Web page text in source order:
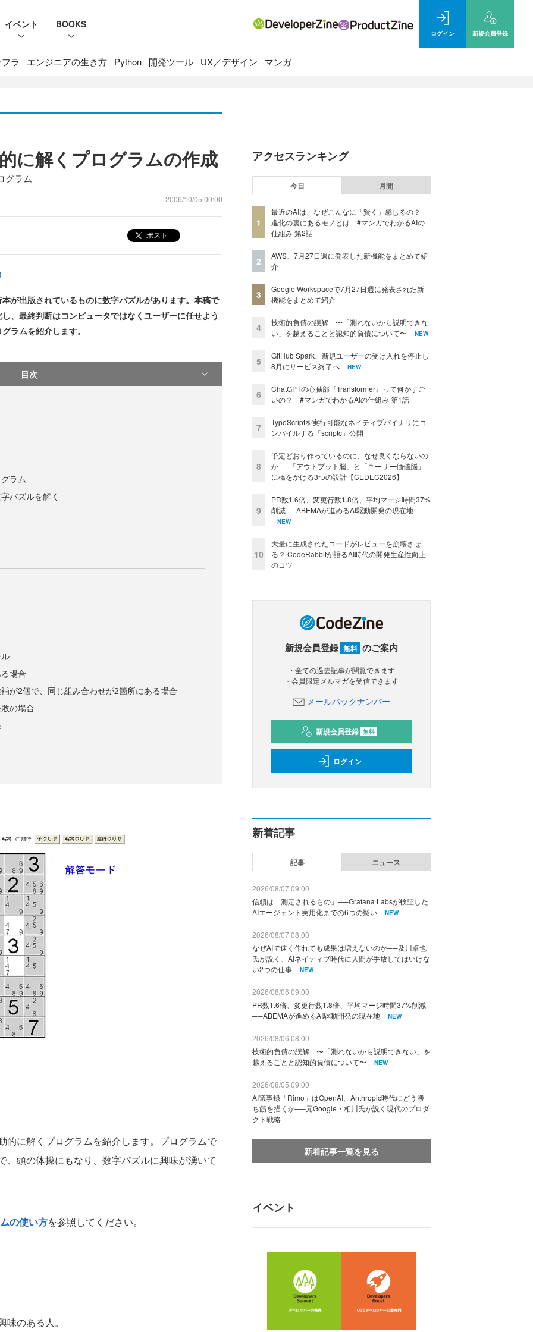
イベント BOOKS
ログイン 新規会員登録
ラ エンジニアの生き方 Python 開発ツール UX／デザイン マンガ
に解くプログラムの作成
グラム
2006/10/05 00:00
ポスト
が出版されているものに数字パズルがあります。本稿で
、最終判断はコンピュータではなくユーザーに任せよう
ラムを紹介します。
目次
ラム
パズルを解く
場合
が2個で、同じ組み合わせが2箇所にある場合
の場合
に解くプログラムを紹介します。プログラムで
、頭の体操にもなり、数字パズルに興味が湧いて
の使い方を参照してください。
のある人。
アクセスランキング
今日 月間
1
最近のAIは、なぜこんなに「賢く」感じるの？
進化の裏にあるモノとは #マンガでわかるAIの
仕組み 第2話
2
AWS、7月27日週に発表した新機能をまとめて紹
介
3
Google Workspaceで7月27日週に発表された新
機能をまとめて紹介
4
技術的負債の誤解 〜「測れないから説明できな
い」を越えることと認知的負債について〜
NEW
5
GitHub Spark、新規ユーザーの受け入れを停止し
8月にサービス終了へ
NEW
6
ChatGPTの心臓部『Transformer』って何がすご
いの？ #マンガでわかるAIの仕組み 第1話
7
TypeScriptを実行可能なネイティブバイナリにコ
ンパイルする「scriptc」公開
8
予定どおり作っているのに、なぜ良くならないの
か──「アウトプット脳」と「ユーザー価値脳」
に橋をかける3つの設計【CEDEC2026】
9
PR数1.6倍、変更行数1.8倍、平均マージ時間37%
削減──ABEMAが進めるAI駆動開発の現在地
NEW
10
大量に生成されたコードがレビューを崩壊させ
る？ CodeRabbitが語るAI時代の開発生産性向上
のコツ
新規会員登録 無料 のご案内
・全ての過去記事が閲覧できます
・会員限定メルマガを受信できます
メールバックナンバー
新規会員登録 無料
ログイン
新着記事
記事 ニュース
2026/08/07 09:00
信頼は「測定されるもの」──Grafana Labsが検証した
AIエージェント実用化までの6つの疑い
NEW
2026/08/07 08:00
なぜAIで速く作れても成果は増えないのか──及川卓也
氏が説く、AIネイティブ時代に人間が手放してはいけな
い2つの仕事
NEW
2026/08/06 09:00
PR数1.6倍、変更行数1.8倍、平均マージ時間37%削減
──ABEMAが進めるAI駆動開発の現在地
NEW
2026/08/06 08:00
技術的負債の誤解 〜「測れないから説明できない」を
越えることと認知的負債について〜
NEW
2026/08/05 09:00
AI議事録「Rimo」はOpenAI、Anthropic時代にどう勝
ち筋を描くか──元Google・相川氏が説く現代のプロダ
クト戦略
新着記事一覧を見る
イベント